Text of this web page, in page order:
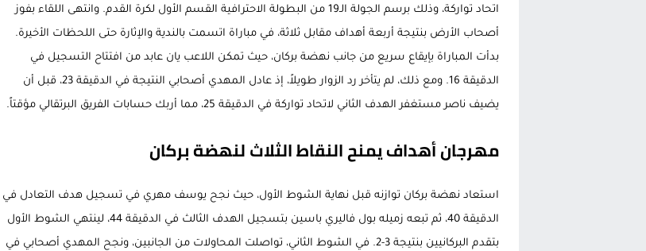
اتحاد تواركة، وذلك برسم الجولة الـ19 من البطولة الاحترافية القسم الأول لكرة القدم. وانتهى اللقاء بفوز
أصحاب الأرض بنتيجة أربعة أهداف مقابل ثلاثة، في مباراة اتسمت بالندية والإثارة حتى اللحظات الأخيرة.
بدأت المباراة بإيقاع سريع من جانب نهضة بركان، حيث تمكن اللاعب يان عابد من افتتاح التسجيل في
الدقيقة 16. ومع ذلك، لم يتأخر رد الزوار طويلاً، إذ عادل المهدي أصحابي النتيجة في الدقيقة 23، قبل أن
يضيف ناصر مستغفر الهدف الثاني لاتحاد تواركة في الدقيقة 25، مما أربك حسابات الفريق البرتقالي مؤقتاً.
مهرجان أهداف يمنح النقاط الثلاث لنهضة بركان
استعاد نهضة بركان توازنه قبل نهاية الشوط الأول، حيث نجح يوسف مهري في تسجيل هدف التعادل في
الدقيقة 40، ثم تبعه زميله بول فاليري باسين بتسجيل الهدف الثالث في الدقيقة 44، لينتهي الشوط الأول
بتقدم البركانيين بنتيجة 3-2. في الشوط الثاني، تواصلت المحاولات من الجانبين، ونجح المهدي أصحابي في